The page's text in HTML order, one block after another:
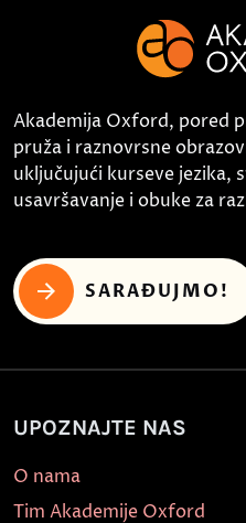
Akademija Oxford, pored
pruža i raznovrsne
uključujući kurseve jezika,
usavršavanje i obuke za
SARAĐUJMO!
UPOZNAJTE NAS
O nama
Tim Akademije Oxford